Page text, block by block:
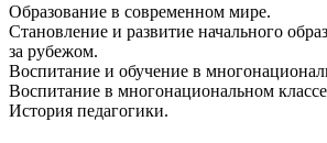
Образование в современном мире.
Становление и развитие начального
за рубежом.
Воспитание и обучение в
Воспитание в многонациональном
История педагогики.